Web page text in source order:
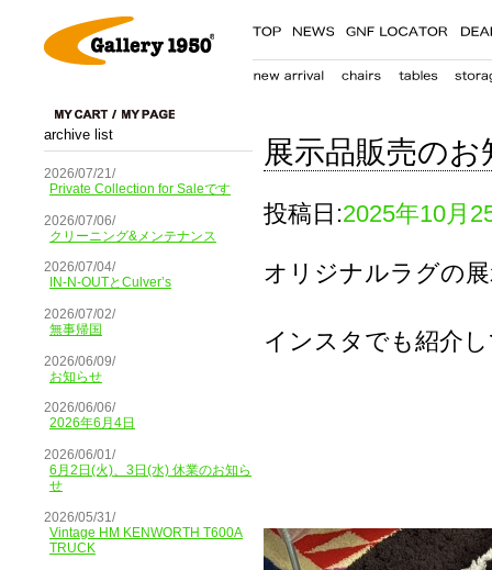
archive list
2026/07/21/
Private Collection for Saleです
2026/07/06/
クリーニング&メンテナンス
2026/07/04/
IN-N-OUTとCulver’s
2026/07/02/
無事帰国
2026/06/09/
お知らせ
2026/06/06/
2026年6月4日
2026/06/01/
6月2日(火)、3日(水) 休業のお知ら
せ
2026/05/31/
Vintage HM KENWORTH T600A
TRUCK
展示品販売のお
投稿日:2025年10月
オリジナルラグの
インスタでも紹介